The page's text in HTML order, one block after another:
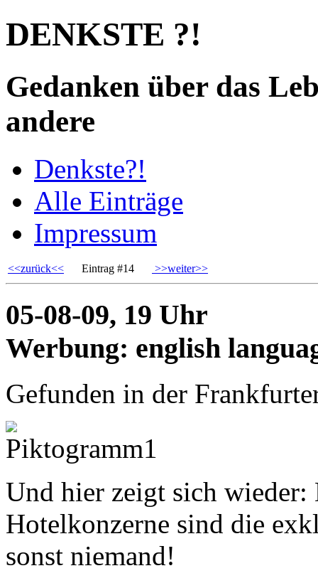
DENKSTE ?!
Gedanken über das
andere
Denkste?!
Alle Einträge
Impressum
<<zurück<< Eintrag #14 >>weiter>>
05-08-09, 19 Uhr
Werbung: english
Gefunden in der
Und hier zeigt sich
Hotelkonzerne sind die
sonst niemand!